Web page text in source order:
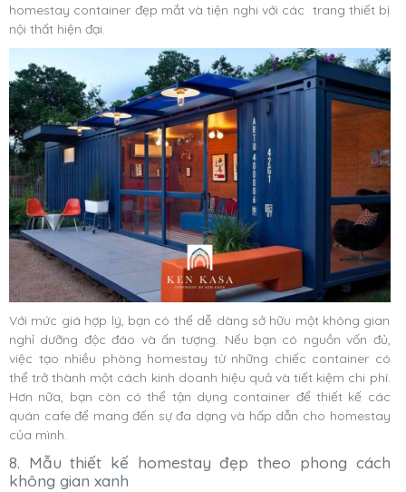
homestay container đẹp mắt và tiện nghi với các trang thiết bị
nội thất hiện đại.
Với mức giá hợp lý, bạn có thể dễ dàng sở hữu một không gian
nghỉ dưỡng độc đáo và ấn tượng. Nếu bạn có nguồn vốn đủ,
việc tạo nhiều phòng homestay từ những chiếc container có
thể trở thành một cách kinh doanh hiệu quả và tiết kiệm chi phí.
Hơn nữa, bạn còn có thể tận dụng container để thiết kế các
quán cafe để mang đến sự đa dạng và hấp dẫn cho homestay
của mình.
8. Mẫu thiết kế homestay đẹp theo phong cách
không gian xanh